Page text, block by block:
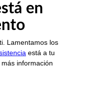
en
Lamentamos los
está a tu
información